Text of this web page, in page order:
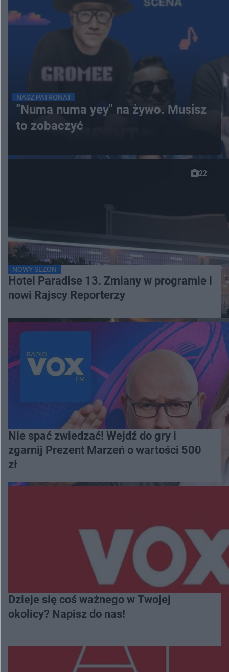
NASZ PATRONAT
"Numa numa yey" na żywo. Musisz
to zobaczyć
22
NOWY SEZON
Hotel Paradise 13. Zmiany w programie i
nowi Rajscy Reporterzy
Nie spać zwiedzać! Wejdź do gry i
zgarnij Prezent Marzeń o wartości 500
zł
Dzieje się coś ważnego w Twojej
okolicy? Napisz do nas!
Więcej